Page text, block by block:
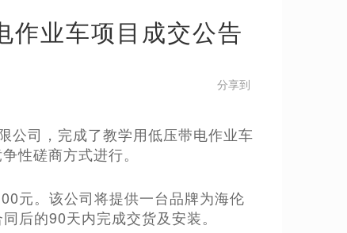
作业车项目成交公告
分享到
公司，完成了教学用低压带电作业车
性磋商方式进行。
元。该公司将提供一台品牌为海伦
后的90天内完成交货及安装。